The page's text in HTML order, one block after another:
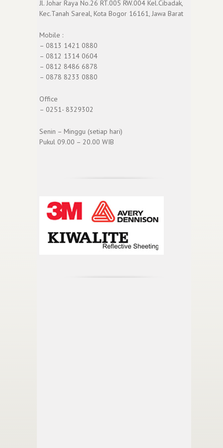
Jl. Johar Raya No.26 RT.005 RW.004 Kel.Cibadak,
Kec.Tanah Sareal, Kota Bogor 16161, Jawa Barat
Mobile :
– 0813 1421 0880
– 0812 1314 0604
– 0812 8486 6878
– 0878 8233 0880
Office
– 0251- 8329302
Senin – Minggu (setiap hari)
Pukul 09.00 – 20.00 WIB